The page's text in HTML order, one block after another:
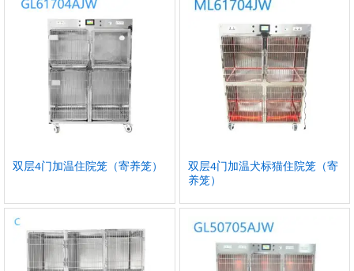
双层4门加温住院笼（寄养笼）
双层4门加温犬标猫住院笼（寄
养笼）